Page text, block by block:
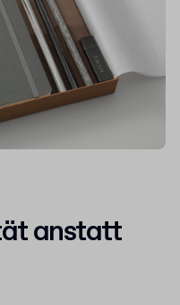
anstatt